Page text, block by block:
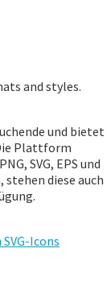
and styles.
und bietet
Plattform
SVG, EPS und
stehen diese auch
Icons